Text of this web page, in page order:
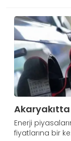
Enerji
fiyatlarına bir